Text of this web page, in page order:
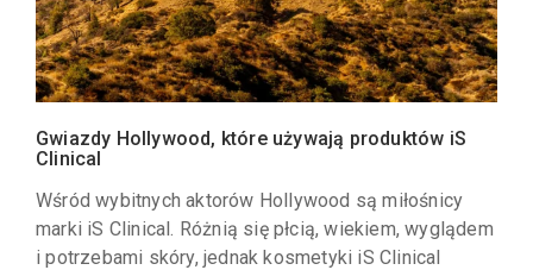
Gwiazdy Hollywood, które używają produktów iS
Clinical
Wśród wybitnych aktorów Hollywood są miłośnicy
marki iS Clinical. Różnią się płcią, wiekiem, wyglądem
i potrzebami skóry, jednak kosmetyki iS Clinical